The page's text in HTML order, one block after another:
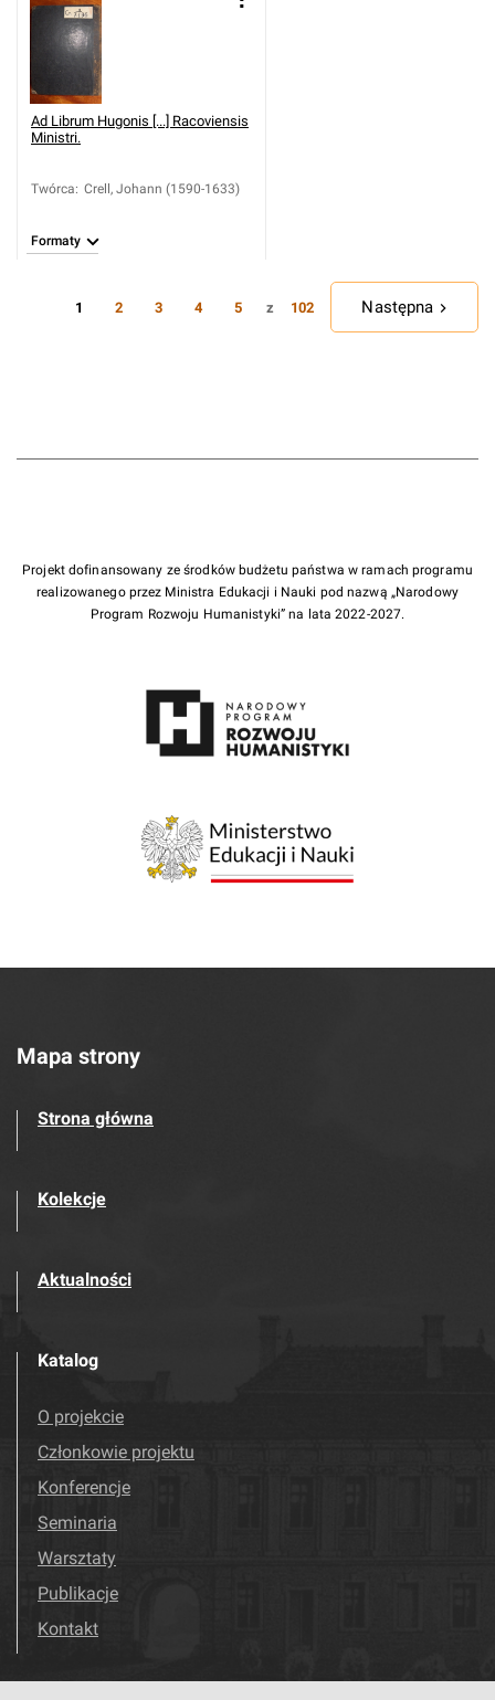
Ad Librum Hugonis [...] Racoviensis
Ministri.
Twórca: Crell, Johann (1590-1633)
Formaty
1 2 3 4 5 z 102 Następna
Projekt dofinansowany ze środków budżetu państwa w ramach programu
realizowanego przez Ministra Edukacji i Nauki pod nazwą „Narodowy
Program Rozwoju Humanistyki” na lata 2022-2027.
Mapa strony
Strona główna
Kolekcje
Aktualności
Katalog
O projekcie
Członkowie projektu
Konferencje
Seminaria
Warsztaty
Publikacje
Kontakt